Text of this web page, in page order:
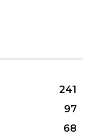
241
97
68